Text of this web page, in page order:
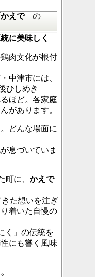
えでの
に美味しく
肉文化が根付
中津市には、
ひしめき
ほど。各家庭
があります。
どんな場面に
息づいていま
町に、 かえで
た想いを注ぎ
着いた自慢の
く」の伝統を
にも響く風味